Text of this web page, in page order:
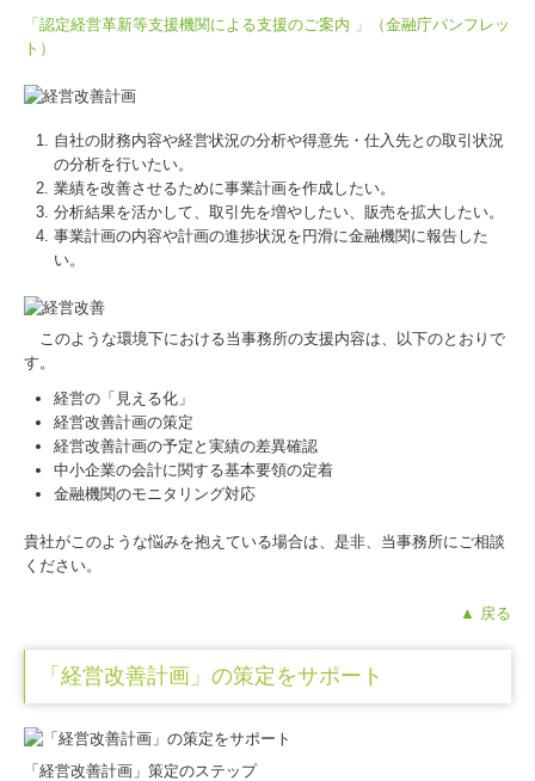
「認定経営革新等支援機関による支援のご案内 」（金融庁パンフレッ
ト）
自社の財務内容や経営状況の分析や得意先・仕入先との取引状況
の分析を行いたい。
業績を改善させるために事業計画を作成したい。
分析結果を活かして、取引先を増やしたい、販売を拡大したい。
事業計画の内容や計画の進捗状況を円滑に金融機関に報告した
い。
このような環境下における当事務所の支援内容は、以下のとおりで
す。
経営の「見える化」
経営改善計画の策定
経営改善計画の予定と実績の差異確認
中小企業の会計に関する基本要領の定着
金融機関のモニタリング対応
貴社がこのような悩みを抱えている場合は、是非、当事務所にご相談
ください。
▲ 戻る
「経営改善計画」の策定をサポート
「経営改善計画」策定のステップ